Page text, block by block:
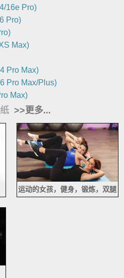
16e Pro)
Pro)
Max)
Pro Max)
Pro Max/Plus)
Max)
>>更多...
运动的女孩，健身，锻炼，双腿